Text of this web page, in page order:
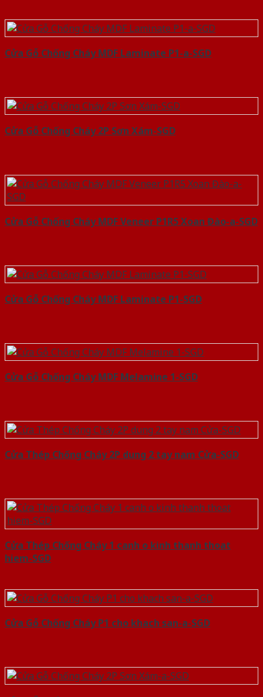
Cửa Gỗ Chống Cháy MDF Laminate P1-a-SGD
Cửa Gỗ Chống Cháy 2P Sơn Xám-SGD
Cửa Gỗ Chống Cháy MDF Veneer P1R5 Xoan Đào-a-SGD
Cửa Gỗ Chống Cháy MDF Laminate P1-SGD
Cửa Gỗ Chống Cháy MDF Melamine 1-SGD
Cửa Thép Chống Cháy 2P dung 2 tay nam Cửa-SGD
Cửa Thép Chống Cháy 1 canh o kinh thanh thoat
hiem-SGD
Cửa Gỗ Chống Cháy P1 cho khach san-a-SGD